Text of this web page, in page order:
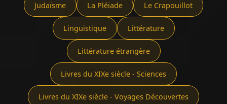
Judaïsme La Pléïade Le Crapouillot
Linguistique Littérature
Littérature étrangère
Livres du XIXe siècle - Sciences
Livres du XIXe siècle - Voyages Découvertes